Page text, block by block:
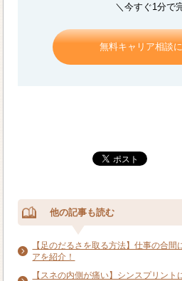
＼今すぐ1分で
無料キャリア相談
他の記事も読む
【足のだるさを取る方法】仕事の合
アを紹介！
【スネの内側が痛い】シンスプリン